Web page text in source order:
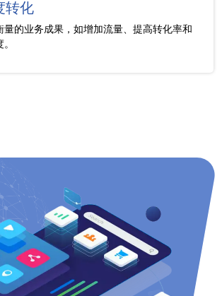
转化
量的业务成果，如增加流量、提高转化率和